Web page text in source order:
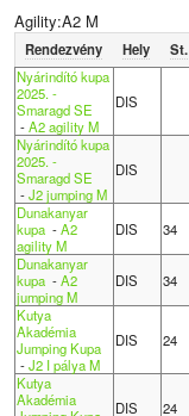
Agility:A2 M
Rendezvény Hely St.
Nyárindító kupa
2025. -
Smaragd SE
-A2 agility M
DIS
Nyárindító kupa
2025. -
Smaragd SE
-J2 jumping M
DIS
Dunakanyar
kupa-A2
agility M
DIS 34
Dunakanyar
kupa-A2
jumping M
DIS 34
Kutya
Akadémia
Jumping Kupa
-J2 I pálya M
DIS 24
Kutya
Akadémia
DIS 24